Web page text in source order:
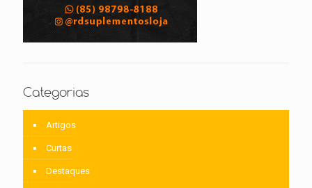
Categorias
Artigos
Curtas
Destaques